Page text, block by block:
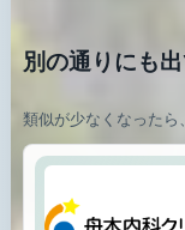
別の通りにも
類似が少なくなったら